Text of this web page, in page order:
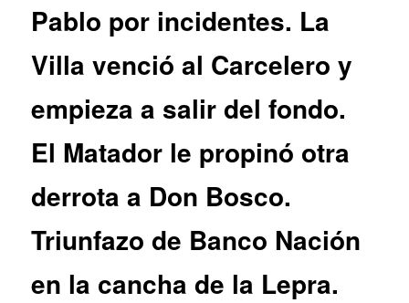
Pablo por incidentes. La
Villa venció al Carcelero y
empieza a salir del fondo.
El Matador le propinó otra
derrota a Don Bosco.
Triunfazo de Banco Nación
en la cancha de la Lepra.